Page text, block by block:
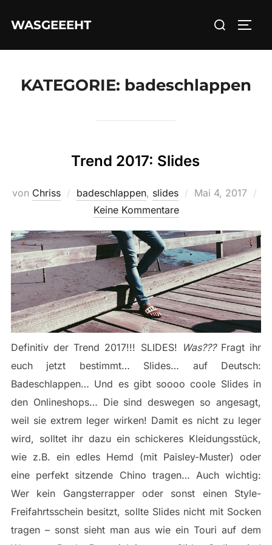
InhaltWASGEEEHT
Suchen
KATEGORIE: badeschlappen
Trend 2017: Slides
von Chriss badeschlappen, slides
Veröffentlicht
Mai 4, 2017
Keine Kommentare
Definitiv der Trend 2017!!! SLIDES! Was???Fragt ihr
euch jetzt bestimmt… Slides… auf Deutsch:
Badeschlappen… Und es gibt soooo coole Slides in
den Onlineshops… Die sind deswegen so angesagt,
weil sie extrem leger wirken! Damit es nicht zu leger
wird, solltet ihr dazu ein schickeres Kleidungsstück,
wie z.B. ein edles Hemd (mit Paisley-Muster) oder
eine perfekt sitzende Chino tragen… Auch wichtig:
Wer kein Gangsterrapper oder sonst einen Style-
Freifahrtsschein besitzt, sollte Slides nicht mit Socken
tragen – sonst sieht man aus wie ein Touri auf dem